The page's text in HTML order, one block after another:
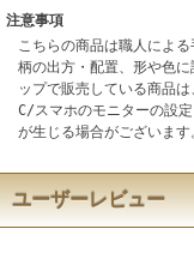
注意事項
こちらの商品は職人によ
柄の出方・配置、形や色
ップで販売している商品
C/スマホのモニターの設
が生じる場合がございます
ユーザーレビュー